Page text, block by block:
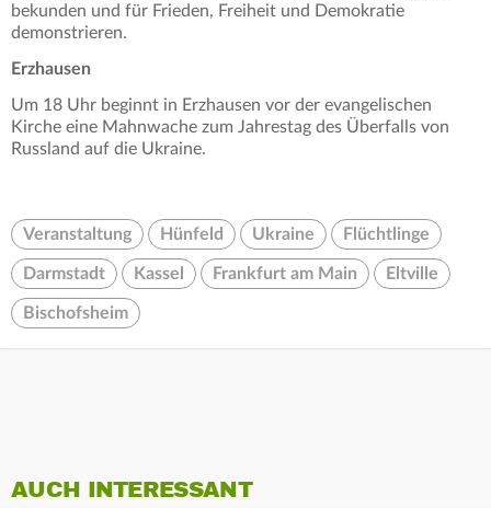
bekunden und für Frieden, Freiheit und Demokratie
demonstrieren.
Erzhausen
Um 18 Uhr beginnt in Erzhausen vor der evangelischen
Kirche eine Mahnwache zum Jahrestag des Überfalls von
Russland auf die Ukraine.
Veranstaltung Hünfeld Ukraine Flüchtlinge
Darmstadt Kassel Frankfurt am Main Eltville
Bischofsheim
AUCH INTERESSANT